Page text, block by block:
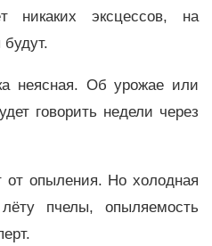
никаких эксцессов, на
неясная. Об урожае или
говорить недели через
от опыления. Но холодная
пчелы, опыляемость